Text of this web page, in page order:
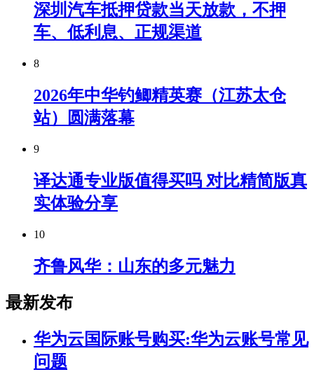
深圳汽车抵押贷款当天放款，不押
车、低利息、正规渠道
8
2026年中华钓鲫精英赛（江苏太仓
站）圆满落幕
9
译达通专业版值得买吗 对比精简版真
实体验分享
10
齐鲁风华：山东的多元魅力
最新发布
华为云国际账号购买:华为云账号常见
问题